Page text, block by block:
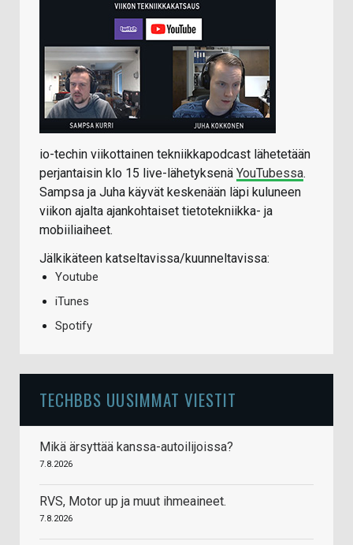
io-techin viikottainen tekniikkapodcast lähetetään
perjantaisin klo 15 live-lähetyksenä YouTubessa.
Sampsa ja Juha käyvät keskenään läpi kuluneen
viikon ajalta ajankohtaiset tietotekniikka- ja
mobiiliaiheet.
Jälkikäteen katseltavissa/kuunneltavissa:
Youtube
iTunes
Spotify
TECHBBS UUSIMMAT VIESTIT
Mikä ärsyttää kanssa-autoilijoissa?
7.8.2026
RVS, Motor up ja muut ihmeaineet.
7.8.2026